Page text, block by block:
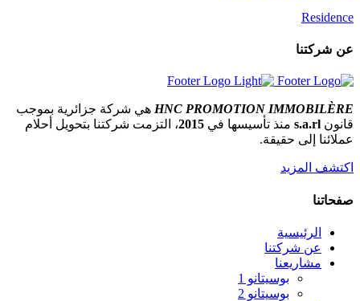
Residence
عن شركتنا
HNC PROMOTION IMMOBILÈRE هي شركة جزائرية بموجب
قانون s.a.rl منذ تأسيسها في 2015، التزمت شركتنا بتحويل أحلام
عملائنا إلى حقيقة.
اكتشف المزيد
صفحاتنا
الرئيسية
عن شركتنا
مشاريعنا
بوسيتانو 1
بوسيتانو 2